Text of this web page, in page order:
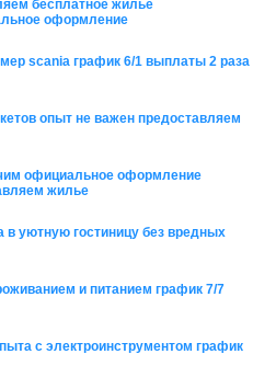
бесплатное жилье
оформление
scania график 6/1 выплаты 2 раза
опыт не важен предоставляем
официальное оформление
жилье
в уютную гостиницу без вредных
и питанием график 7/7
с электроинструментом график